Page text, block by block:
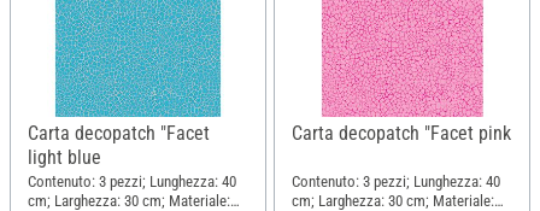
Carta decopatch "Facet
light blue
Contenuto: 3 pezzi; Lunghezza: 40
cm; Larghezza: 30 cm; Materiale:
Carta decopatch "Facet pink
Contenuto: 3 pezzi; Lunghezza: 40
cm; Larghezza: 30 cm; Materiale: